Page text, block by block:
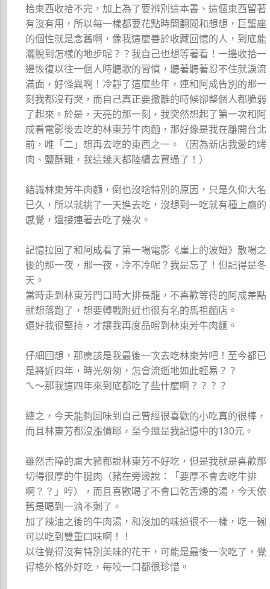
拾東西收拾不完，加上為了要辨別這本書、這個東西留著
有沒有用，所以每一樣都要花點時間翻閱和想想，巨蟹座
的個性就是念舊啊，像我這麼善於收藏回憶的人，到底能
灑脫到怎樣的地步呢？？我自己也想等著看！一邊收拾一
邊恢復以往一個人時聽歌的習慣，聽著聽著忍不住就淚流
滿面，好怪異啊！冷靜了這麼些年，連和阿成告別的那一
刻我都沒有哭，而自己真正要撤離的時候卻整個人都脆弱
了起來。於是，天亮的那一刻，我突然想起了第一次和阿
成看電影後去吃的林東芳牛肉麵，那好像是我在離開台北
前，唯「二」想再去吃的東西之一。（因為新店我愛的烤
肉、鹽酥雞，我這幾天都陸續去買過了！）
結識林東芳牛肉麵，倒也沒啥特別的原因，只是久仰大名
已久，所以就挑了一天進去吃，沒想到一吃就有種上癮的
感覺，還接連著去吃了幾次。
記憶拉回了和阿成看了第一場電影《崖上的波妞》散場之
後的那一夜，那一夜，冷不冷呢？我是忘了！但記得是冬
天。
當時走到林東芳門口時大排長龍，不喜歡等待的阿成差點
就想落跑了，想要轉戰附近也很有名的馬祖麵店。
還好我很堅持，才讓我再度品嚐到林東芳牛肉麵。
仔細回想，那應該是我最後一次去吃林東芳吧！至今都已
是將近四年，時光匆匆，怎會流逝地如此輕易？？
ㄟ～那我這四年來到底都吃了些什麼啊？？？？
總之，今天能夠回味到自己曾經很喜歡的小吃真的很棒，
而且林東芳都沒漲價耶，至今還是我記憶中的130元。
雖然舌障的盧大豬都說林東芳不好吃，但是我就是喜歡那
切得很厚的牛腱肉（豬在旁邊說：「要厚不會去吃牛排
啊？？」哼），而且喜歡喝了不會口乾舌燥的湯，今天依
舊是喝到一滴不剩了。
加了辣油之後的牛肉湯，和沒加的味道很不一樣，吃一碗
可以吃到雙重口味啊！！
以往覺得沒有特別美味的花干，可能是最後一次吃了，覺
得格外格外好吃，每咬一口都很珍惜。